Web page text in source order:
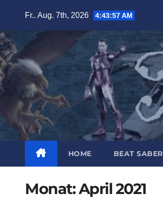
springen
Fr.. Aug. 7th, 2026 4:43:58 AM
HOME BEAT SABER
Monat:April 2021